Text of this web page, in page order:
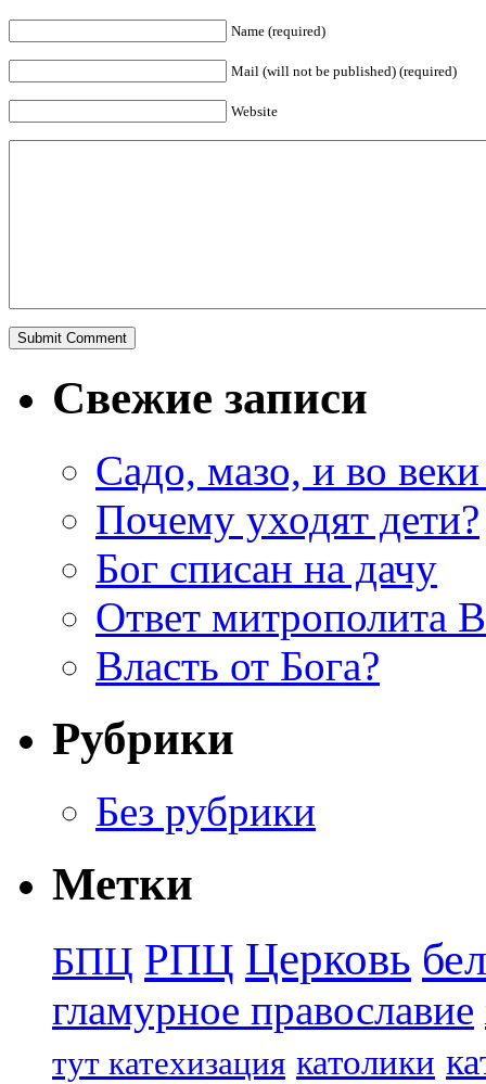
Name (required)
Mail (will not be published) (required)
Website
Свежие записи
Садо, мазо, и во веки
Почему уходят дети?
Бог списан на дачу
Ответ митрополита
Власть от Бога?
Рубрики
Без рубрики
Метки
БПЦ РПЦ Церковь
гламурное православие
тут катехизация католики